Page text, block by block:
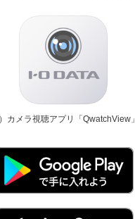
カメラ視聴アプリ「QwatchView」